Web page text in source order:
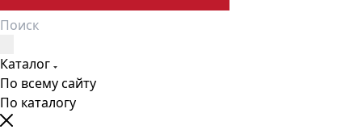
Каталог
По всему сайту
По каталогу